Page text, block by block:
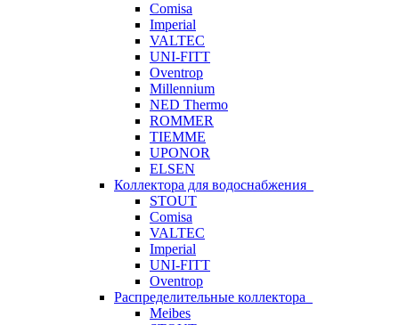
Comisa
Imperial
VALTEC
UNI-FITT
Oventrop
Millennium
NED Thermo
ROMMER
TIEMME
UPONOR
ELSEN
Коллектора для водоснабжения
STOUT
Comisa
VALTEC
Imperial
UNI-FITT
Oventrop
Распределительные коллектора
Meibes